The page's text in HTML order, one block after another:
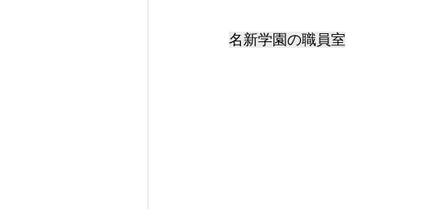
名新学園の職員室